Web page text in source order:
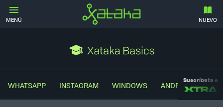
MENÚ NUEVO
WHATSAPP INSTAGRAM WINDOWS ANDROIDSuscríbete a